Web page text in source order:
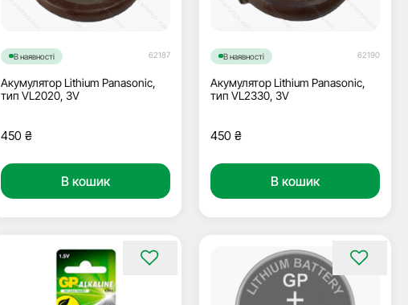
В наявності 62187
Акумулятор Lithium Panasonic,
тип VL2020, 3V
450 ₴
В кошик
В наявності 62190
Акумулятор Lithium Panasonic,
тип VL2330, 3V
450 ₴
В кошик